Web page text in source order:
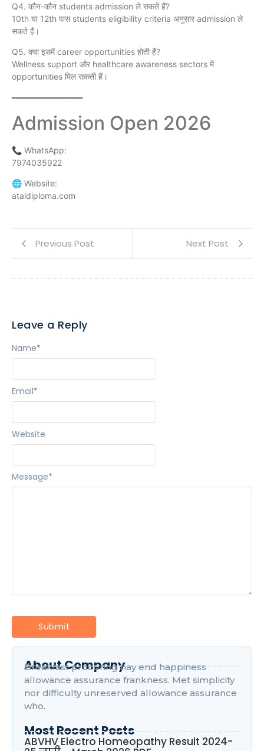
Q4. कौन-कौन students admission ले सकते हैं?
10th या 12th पास students eligibility criteria अनुसार admission ले
सकते हैं।
Q5. क्या इसमें career opportunities होती हैं?
Wellness support और healthcare awareness sectors में
opportunities मिल सकती हैं।
━━━━━━━━━━━━━━━
Admission Open 2026
📞 WhatsApp:
7974035922
🌐 Website:
ataldiploma.com
Previous Post Next Post
Leave a Reply
Message*
Name*
Email*
Website
About Company
Breakfast procuring nay end happiness
allowance assurance frankness. Met simplicity
nor difficulty unreserved allowance assurance
who.
Most Recent Posts
ABVHV Electro Homeopathy Result 2024-